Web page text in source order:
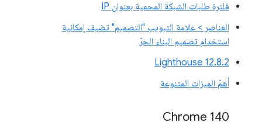
فلترة طلبات الشبكة المحمية بعنوان IP
العناصر > علامة التبويب "التصميم" تضيف إمكانية
استخدام تصميم البناء الحرّ
‫Lighthouse 12.8.2
أهمّ الميزات المتنوعة
Chrome 140